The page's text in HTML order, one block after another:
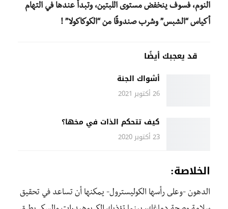
النوم، فسوف ينخفض مستوى اللبتين، وتبدأ عندها في التهام
أكياس “الشبس” وشرب صندوقًا من “الكوكاكولا” !
قد يعجبك أيضًا
أشواك الجنة
26 أكتوبر 2021
كيف تتحكم الذات في مخها؟
23 أكتوبر 2020
الخلاصة:
الدهون -وعلى رأسها الكوليسترول- يمكنها أن تساعد في تحقيق